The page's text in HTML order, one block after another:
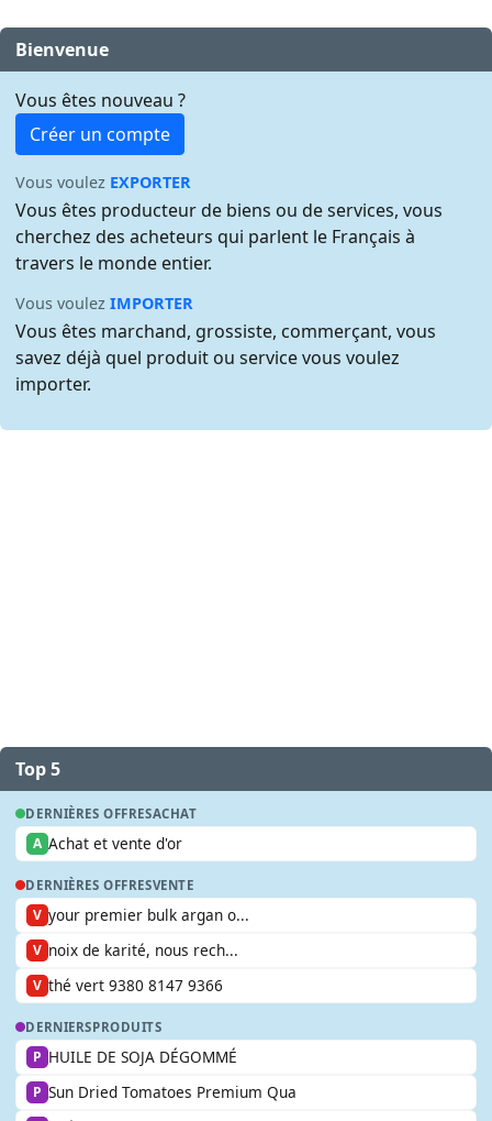
Bienvenue
Vous êtes nouveau ?
Créer un compte
Vous voulez EXPORTER
Vous êtes producteur de biens ou de services, vous
cherchez des acheteurs qui parlent le Français à
travers le monde entier.
Vous voulezIMPORTER
Vous êtes marchand, grossiste, commerçant, vous
savez déjà quel produit ou service vous voulez
importer.
Top 5
DERNIÈRES OFFRESACHAT
A Achat et vente d'or
DERNIÈRES OFFRESVENTE
V your premier bulk argan o...
V noix de karité, nous rech...
V thé vert 9380 8147 9366
DERNIERSPRODUITS
P HUILE DE SOJA DÉGOMMÉ
P Sun Dried Tomatoes Premium Qua